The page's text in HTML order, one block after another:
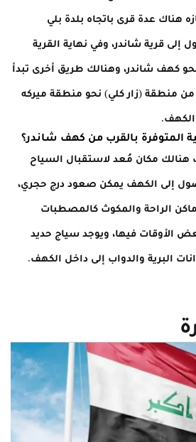
هناك عدة قرى باتجاه بلدة بلي
إلى قرية شاندر، وفي نهاية القرية
كهف شاندر، وهنالك طريق أخرى تبدأ
منطقة (زار كلي) نحو منطقة ميركه
الكهف.
المتوفرة بالقرب من كهف شاندر؟
الكهف هنالك مكان مُعد لاستقبال السياح
إلى الكهف يمكن صعود درج حجري،
الراحة والمكوث كالمصطبات
الأوقات فيها، ويوجد سياج حديد
البرية والدواب إلى داخل الكهف.